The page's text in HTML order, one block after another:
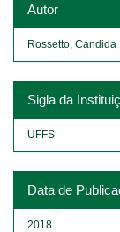
Autor
Rossetto, Candida
Sigla da
UFFS
Data de
2018